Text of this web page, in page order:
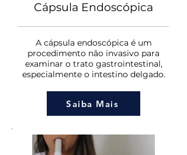
Cápsula Endoscópica
A cápsula endoscópica é um
procedimento não invasivo para
examinar o trato gastrointestinal,
especialmente o intestino delgado.
Saiba Mais